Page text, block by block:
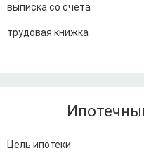
выписка со счета
трудовая книжка
Цель ипотеки